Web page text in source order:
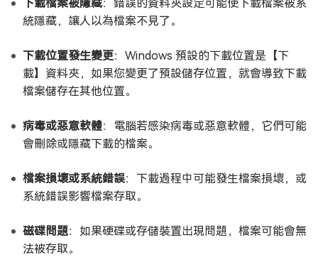
下載檔案被隱藏：錯誤的資料夾設定可能使下載檔案被系
統隱藏，讓人以為檔案不見了。
下載位置發生變更：Windows 預設的下載位置是【下
載】資料夾，如果您變更了預設儲存位置，就會導致下載
檔案儲存在其他位置。
病毒或惡意軟體：電腦若感染病毒或惡意軟體，它們可能
會刪除或隱藏下載的檔案。
檔案損壞或系統錯誤：下載過程中可能發生檔案損壞，或
系統錯誤影響檔案存取。
磁碟問題：如果硬碟或存儲裝置出現問題，檔案可能會無
法被存取。